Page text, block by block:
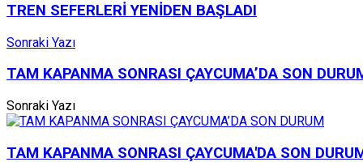
TREN SEFERLERİ YENİDEN BAŞLADI
Sonraki Yazı
TAM KAPANMA SONRASI ÇAYCUMA’DA SON
Sonraki Yazı
TAM KAPANMA SONRASI ÇAYCUMA'DA SON